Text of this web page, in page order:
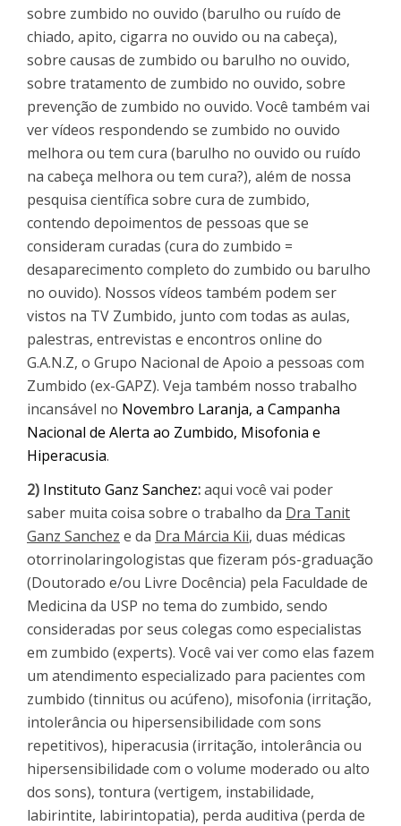
sobre zumbido no ouvido (barulho ou ruído de
chiado, apito, cigarra no ouvido ou na cabeça),
sobre causas de zumbido ou barulho no ouvido,
sobre tratamento de zumbido no ouvido, sobre
prevenção de zumbido no ouvido. Você também vai
ver vídeos respondendo se zumbido no ouvido
melhora ou tem cura (barulho no ouvido ou ruído
na cabeça melhora ou tem cura?), além de nossa
pesquisa científica sobre cura de zumbido,
contendo depoimentos de pessoas que se
consideram curadas (cura do zumbido =
desaparecimento completo do zumbido ou barulho
no ouvido). Nossos vídeos também podem ser
vistos na TV Zumbido, junto com todas as aulas,
palestras, entrevistas e encontros online do
G.A.N.Z, o Grupo Nacional de Apoio a pessoas com
Zumbido (ex-GAPZ). Veja também nosso trabalho
incansável no Novembro Laranja, a Campanha
Nacional de Alerta ao Zumbido, Misofonia e
Hiperacusia.
2) Instituto Ganz Sanchez:aqui você vai poder
saber muita coisa sobre o trabalho da Dra Tanit
Ganz Sanchez e da Dra Márcia Kii, duas médicas
otorrinolaringologistas que fizeram pós-graduação
(Doutorado e/ou Livre Docência) pela Faculdade de
Medicina da USP no tema do zumbido, sendo
consideradas por seus colegas como especialistas
em zumbido (experts). Você vai ver como elas fazem
um atendimento especializado para pacientes com
zumbido (tinnitus ou acúfeno), misofonia (irritação,
intolerância ou hipersensibilidade com sons
repetitivos), hiperacusia (irritação, intolerância ou
hipersensibilidade com o volume moderado ou alto
dos sons), tontura (vertigem, instabilidade,
labirintite, labirintopatia), perda auditiva (perda de